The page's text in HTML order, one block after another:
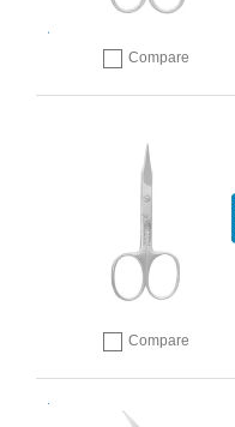
Add to compare
Compare
Add to compare
Compare